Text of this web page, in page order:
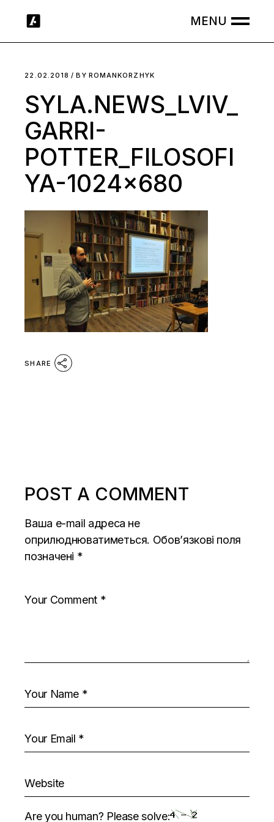
22.02.2018 BY ROMANKORZHYK
SYLA.NEWS_LVIV_
GARRI-
POTTER_FILOSOFI
YA-1024×680
SHARE
POST A COMMENT
Ваша e-mail адреса не
оприлюднюватиметься. Обов’язкові поля
позначені *
Are you human? Please solve: